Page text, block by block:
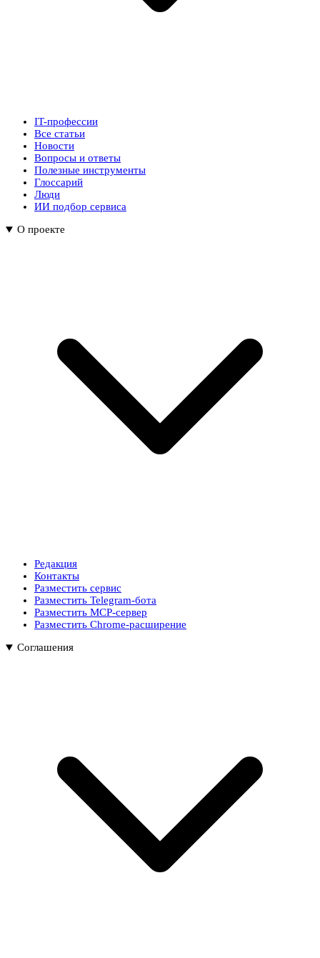
IT-профессии
Все статьи
Новости
Вопросы и ответы
Полезные инструменты
Глоссарий
Люди
ИИ подбор сервиса
О проекте
Редакция
Контакты
Разместить сервис
Разместить Telegram-бота
Разместить MCP-сервер
Разместить Chrome-расширение
Соглашения